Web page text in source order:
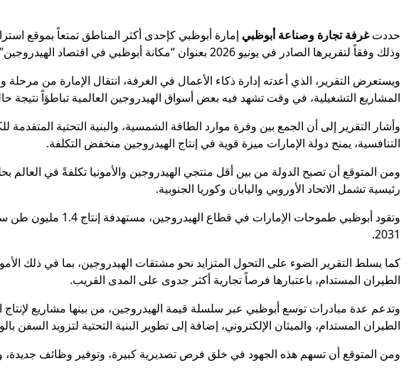
حددتغرفة تجارة وصناعة أبوظبي إمارة أبوظبي كإحدى أكثر المناطق تمتعاً بموقع
وذلك وفقاً لتقريرها الصادر في يونيو 2026 بعنوان “مكانة أبوظبي في اقتصاد الهيدروجين”.
ويستعرض التقرير، الذي أعدته إدارة ذكاء الأعمال في الغرفة، انتقال الإمارة من
المشاريع التشغيلية، في وقت تشهد فيه بعض أسواق الهيدروجين العالمية تباطؤاً نتيجة
وأشار التقرير إلى أن الجمع بين وفرة موارد الطاقة الشمسية، والبنية التحتية المتقدمة
التنافسية، يمنح دولة الإمارات ميزة قوية في إنتاج الهيدروجين منخفض التكلفة.
رئيسية تشمل الاتحاد الأوروبي واليابان وكوريا الجنوبية.
وتقود أبوظبي طموحات
2031.
كما يسلط التقرير الضوء على التحول المتزايد نحو مشتقات الهيدروجين، بما في ذلك
الطيران المستدام، باعتبارها فرصاً تجارية أكثر جدوى على المدى القريب.
وتدعم عدة مبادرات توسع أبوظبي عبر سلسلة قيمة الهيدروجين، من بينها مشاريع لإنتاج
الطيران المستدام، والميثان الإلكتروني، إضافة إلى تطوير البنية التحتية لتزويد السفن
ومن المتوقع أن تسهم هذه الجهود في خلق فرص تصديرية كبيرة، وتوفير وظائف